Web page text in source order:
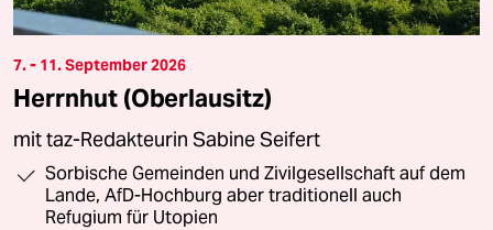
7. - 11. September 2026
Herrnhut (Oberlausitz)
mit taz-Redakteurin Sabine Seifert
Sorbische Gemeinden und Zivilgesellschaft auf dem
Lande, AfD-Hochburg aber traditionell auch
Refugium für Utopien